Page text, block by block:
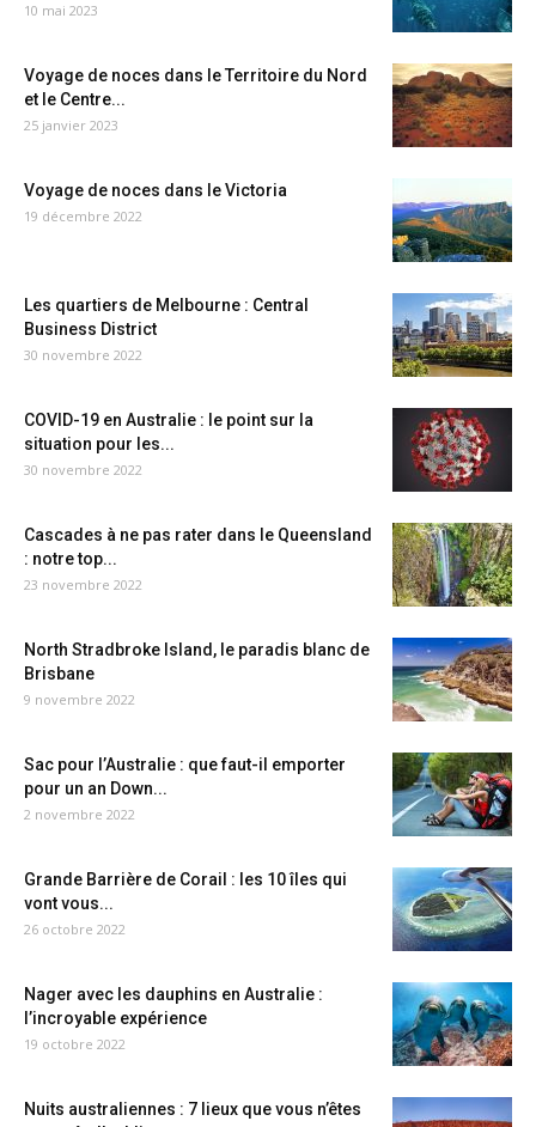
10 mai 2023
Voyage de noces dans le Territoire du Nord
et le Centre...
25 janvier 2023
Voyage de noces dans le Victoria
19 décembre 2022
Les quartiers de Melbourne : Central
Business District
30 novembre 2022
COVID-19 en Australie : le point sur la
situation pour les...
30 novembre 2022
Cascades à ne pas rater dans le Queensland
: notre top...
23 novembre 2022
North Stradbroke Island, le paradis blanc de
Brisbane
9 novembre 2022
Sac pour l’Australie : que faut-il emporter
pour un an Down...
2 novembre 2022
Grande Barrière de Corail : les 10 îles qui
vont vous...
26 octobre 2022
Nager avec les dauphins en Australie :
l’incroyable expérience
19 octobre 2022
Nuits australiennes : 7 lieux que vous n’êtes